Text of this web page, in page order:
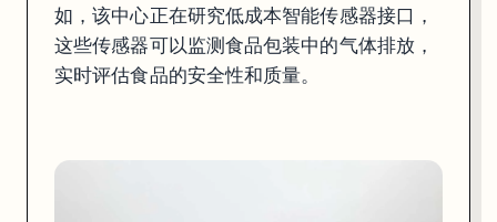
如，该中心正在研究低成本智能传感器接口，
这些传感器可以监测食品包装中的气体排放，
实时评估食品的安全性和质量。